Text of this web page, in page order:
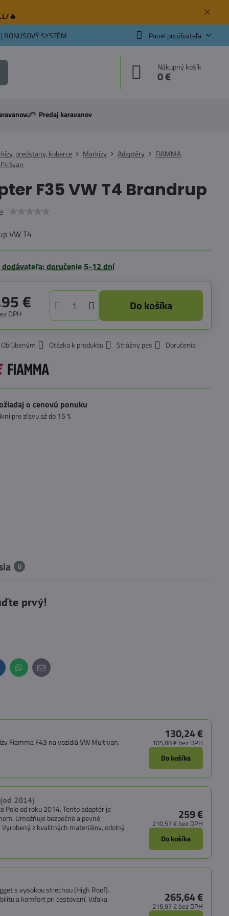
✕
🔥
BONUSOVÝ SYSTÉM Panel používateľa
Nákupný košík
0 €
Predaj karavanov
predstany, koberce Markízy Adaptéry
FIAMMA
F35 VW T4 Brandrup
VW T4
dodávateľa: doručenie 5-12 dní
€
DPH
Do košíka
Otázka k produktu Strážny pes Doručenia
o cenovú ponuku
pre zľavu až do 15 %
0
prvý!
WhatsApp
E-
mail
Fiamma F43 na vozidlá VW Multivan.
130,24 €
105,88 € bez DPH
Do košíka
2014)
od roku 2014. Tento adaptér je
Umožňuje bezpečné a pevné
z kvalitných materiálov, odolný
259 €
210,57 € bez DPH
Do košíka
s vysokou strechou (High Roof).
a komfort pri cestovaní. Vďaka
265,64 €
215,97 € bez DPH